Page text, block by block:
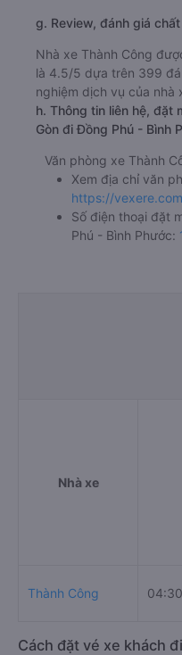
g. Review, đánh giá
Nhà xe Thành Công
là 4.5/5 dựa trên 399
nghiệm dịch vụ của nhà
h. Thông tin liên hệ, đặt
Gòn đi Đồng Phú - Bình
Văn phòng xe Thành
Xem địa chỉ văn
https://
Số điện thoại đặt
Phú - Bình Phước:
Nhà xe
Thành Công
Cách đặt vé xe khách